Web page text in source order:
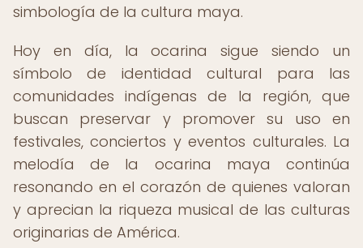
simbología de la cultura maya.
Hoy en día, la ocarina sigue siendo un
símbolo de identidad cultural para las
comunidades indígenas de la región, que
buscan preservar y promover su uso en
festivales, conciertos y eventos culturales. La
melodía de la ocarina maya continúa
resonando en el corazón de quienes valoran
y aprecian la riqueza musical de las culturas
originarias de América.